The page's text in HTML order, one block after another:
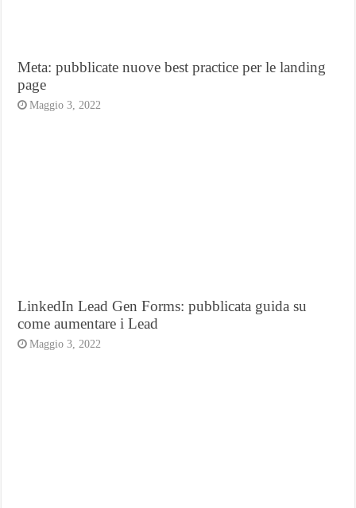
Meta: pubblicate nuove best practice per le landing
page
Maggio 3, 2022
LinkedIn Lead Gen Forms: pubblicata guida su
come aumentare i Lead
Maggio 3, 2022